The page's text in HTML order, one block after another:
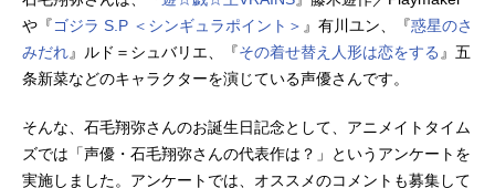
や『ゴジラ S.P ＜シンギュラポイント＞ 』有川ユン、『惑星のさ
みだれ』ルド＝シュバリエ、『その着せ替え人形は恋をする 』五
条新菜などのキャラクターを演じている声優さんです。
そんな、石毛翔弥さんのお誕生日記念として、アニメイトタイム
ズでは「声優・石毛翔弥さんの代表作は？」というアンケートを
実施しました。アンケートでは、オススメのコメントも募集して